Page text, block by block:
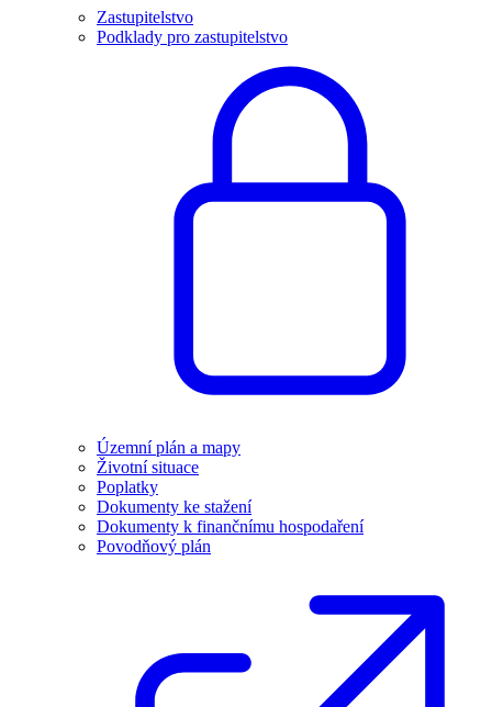
Zastupitelstvo
Podklady pro zastupitelstvo
Územní plán a mapy
Životní situace
Poplatky
Dokumenty ke stažení
Dokumenty k finančnímu hospodaření
Povodňový plán